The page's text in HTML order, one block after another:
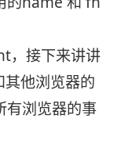
接下来讲讲
他浏览器的
有浏览器的事